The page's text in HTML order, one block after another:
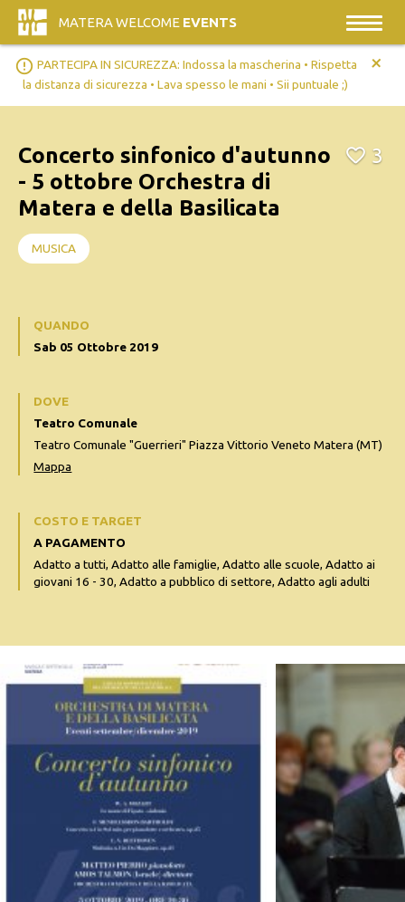
MATERA WELCOME EVENTS
error_outline PARTECIPA IN SICUREZZA: Indossa la mascherina • Rispetta
la distanza di sicurezza • Lava spesso le mani • Sii puntuale ;)
+
Concerto sinfonico d'autunno
- 5 ottobre Orchestra di
Matera e della Basilicata
3
MUSICA
QUANDO
Sab 05 Ottobre 2019
DOVE
Teatro Comunale
Teatro Comunale "Guerrieri" Piazza Vittorio Veneto Matera (MT)
Mappa
COSTO E TARGET
A PAGAMENTO
Adatto a tutti, Adatto alle famiglie, Adatto alle scuole, Adatto ai
giovani 16 - 30, Adatto a pubblico di settore, Adatto agli adulti